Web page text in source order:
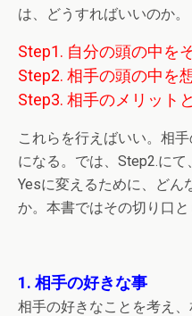
は、どうすればいいのか。
Step1. 自分の頭の中を
Step2. 相手の頭の中を
Step3. 相手のメリット
これらを行えばいい。相
になる。では、Step2.にて
Yesに変えるために、どん
か。本書ではその切り口と
1. 相手の好きな事
相手の好きなことを考え